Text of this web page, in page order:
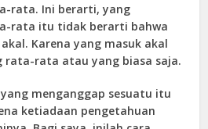
rata. Ini berarti, yang
rata itu tidak berarti bahwa
Karena yang masuk akal
rata-rata atau yang biasa saja.
menganggap sesuatu itu
ketiadaan pengetahuan